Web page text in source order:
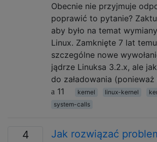
Obecnie nie przyjmuje
poprawić to pytanie?
aby było na temat
Linux. Zamknięte 7 lat
szczególne nowe
jądrze Linuksa 3.2.x, ale
do załadowania
11
kernel linux-kernel
system-calls
4
Jak rozwiązać